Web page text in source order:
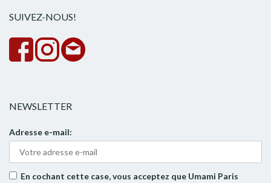
SUIVEZ-NOUS!
NEWSLETTER
Adresse e-mail:
En cochant cette case, vous acceptez que Umami Paris